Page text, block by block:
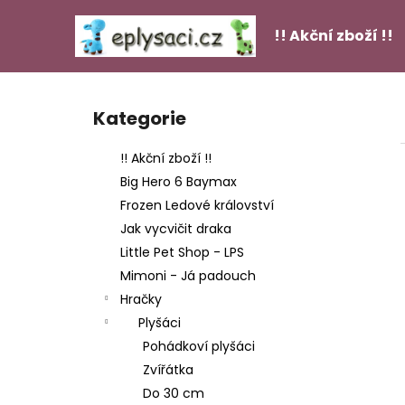
!! Akční zboží !!
P
Přeskočit
kategorie
Kategorie
!! Akční zboží !!
Big Hero 6 Baymax
Frozen Ledové království
Jak vycvičit draka
Little Pet Shop - LPS
Mimoni - Já padouch
Hračky
Plyšáci
Pohádkoví plyšáci
Zvířátka
Do 30 cm
í
Zpět
do
Zpět
do
FIGURKY GÁBININ KOUZELNÝ DOMEK - 13
KS
449 Kč